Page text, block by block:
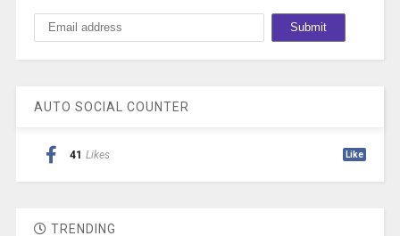
AUTO SOCIAL COUNTER
41 Likes Like
TRENDING